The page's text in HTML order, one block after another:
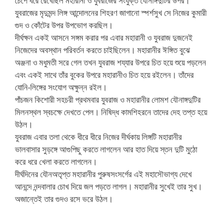
যুবরাজের মৃদুমন্দ লিঙ্গ আন্দোলনের শিহরণ জাগানো স্পর্শসুখ সে নিজের কুমারী
গুদ ও কোঁটের উপর উপভোগ করছিল।
দীর্ঘক্ষন একই আসনে সঙ্গম করার পর এবার মহারানী ও যুবরাজ দুজনেই
নিজেদের অবস্থান পরিবর্তন করতে চাইছিলেন। মহারানীর ঈঙ্গিত বুঝে
অঞ্জনা ও মধুমতী সরে গেল তখন যুবরাজ শয্যার উপরে চিত হয়ে শুয়ে পড়লেন
এবং একই সাথে তাঁর বুকের উপরে মহারানীও চিত হয়ে রইলেন। তাঁদের
যোনি-লিঙ্গের সংযোগ অক্ষুন্ন রইল।
পাঁচজন কিশোরী সহচরী প্রথমবার যুবরাজ ও মহারানীর লোমশ যৌনাঙ্গদুটির
মিলনস্থল স্বচক্ষে দেখতে পেল। নিষিদ্ধ কামশিহরনে তাদের দেহ তপ্ত হয়ে
উঠল।
যুবরাজ এবার তলা থেকে ধীরে ধীরে নিজের দীর্ঘকায় লিঙ্গটি মহারানীর
ভালবাসার সুড়ঙ্গে আগুপিছু করতে লাগলেন আর হাত দিয়ে স্তন দুটি মুঠো
করে ধরে খেলা করতে লাগলেন।
দীর্ঘদিনের যৌনঅতৃপ্ত মহারানীর পুরুষসংসর্গের এই মহাসৌভাগ্য দেখে
আনন্দে নন্দবালার চোখ দিয়ে জল পড়তে লাগল। মহারানীর সুখেই তার সুখ।
অজান্তেই তার গুদও রসে ভরে উঠল।